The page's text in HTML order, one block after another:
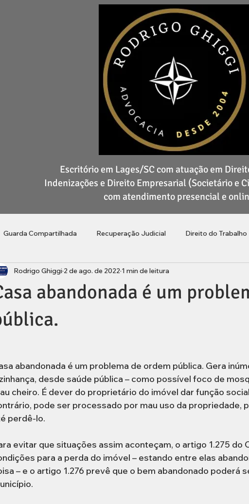
Escritório em Lages/SC com atuação em
Indenizações e Direito Empresarial (Societário e
com atendimento presencial e
Guarda Compartilhada Recuperação Judicial Direito do Trabalho
Locações Bolha Imobiliária
inventário
abandonada é um
Rodrigo Ghiggi 2 de ago. de 2022 1 min de leitura
abandonada é um problema de ordem pública. Gera
desde saúde pública – como possível foco de
cheiro. É dever do proprietário do imóvel dar função
pode ser processado por mau uso da propriedade,
perdê-lo.
evitar que situações assim aconteçam, o artigo 1.275 do
para a perda do imóvel – estando entre elas
– e o artigo 1.276 prevê que o bem abandonado poderá